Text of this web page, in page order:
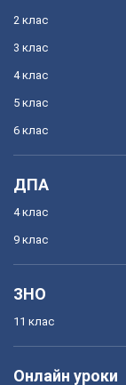
2 клас
3 клас
4 клас
5 клас
6 клас
ДПА
4 клас
9 клас
ЗНО
11 клас
Онлайн уроки